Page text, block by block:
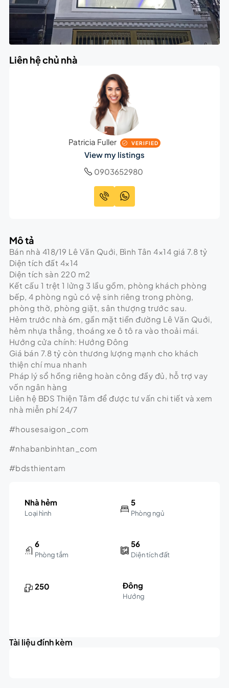
Liên hệ chủ nhà
Patricia Fuller VERIFIED
View my listings
0903652980
Mô tả
Bán nhà 418/19 Lê Văn Quới, Bình Tân 4×14 giá 7.8 tỷ
Diện tích đất 4×14
Diện tích sàn 220 m2
Kết cấu 1 trệt 1 lửng 3 lầu gồm, phòng khách phòng
bếp, 4 phòng ngủ có vệ sinh riêng trong phòng,
phòng thờ, phòng giặt, sân thượng trước sau.
Hẻm trước nhà 6m, gần mặt tiền đường Lê Văn Quới,
hẻm nhựa thẳng, thoáng xe ô tô ra vào thoải mái.
Hướng cửa chính: Hướng Đông
Giá bán 7.8 tỷ còn thương lượng mạnh cho khách
thiện chí mua nhanh
Pháp lý sổ hồng riêng hoàn công đầy đủ, hỗ trợ vay
vốn ngân hàng
Liên hệ BĐS Thiện Tâm để được tư vấn chi tiết và xem
nhà miễn phí 24/7
#housesaigon_com
#nhabanbinhtan_com
#bdsthientam
Nhà hẻm
Loại hình
5
Phòng ngủ
6
Phòng tắm
56
Diện tích đất
250 Đông
Hướng
+
Tài liệu đính kèm